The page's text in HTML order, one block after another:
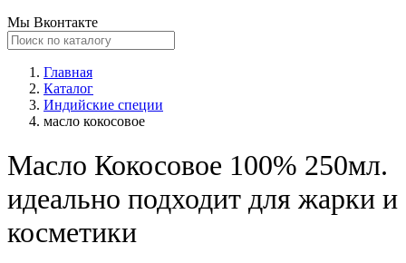
Мы Вконтакте
Главная
Каталог
Индийские специи
масло кокосовое
Масло Кокосовое 100% 250мл.
идеально подходит для жарки и
косметики